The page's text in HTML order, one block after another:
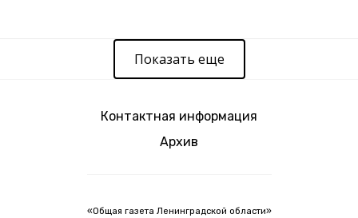
Показать еще
Контактная информация
Архив
«Общая газета Ленинградской области»